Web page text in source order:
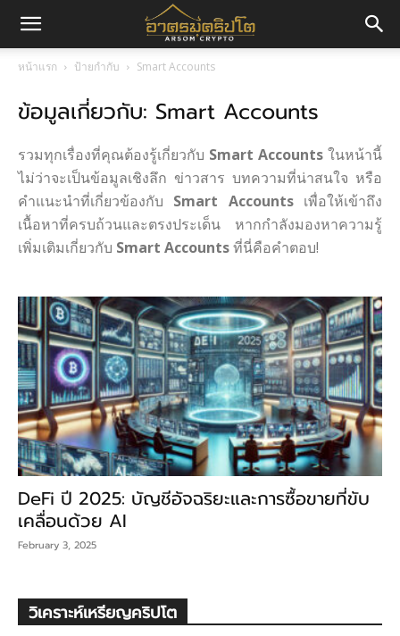
มค
ปโต
หน้าแรก ป้ายกำกับ Smart Accounts
ข้อมูลเกี่ยวกับ: Smart Accounts
รวมทุกเรื่องที่คุณต้องรู้เกี่ยวกับ Smart Accounts ในหน้านี้
ไม่ว่าจะเป็นข้อมูลเชิงลึก ข่าวสาร บทความที่น่าสนใจ หรือ
คำแนะนำที่เกี่ยวข้องกับ Smart Accountsเพื่อให้เข้าถึง
เนื้อหาที่ครบถ้วนและตรงประเด็น หากกำลังมองหาความรู้
เพิ่มเติมเกี่ยวกับ Smart Accountsที่นี่คือคำตอบ!
DeFi ปี 2025: บัญชีอัจฉริยะและการซื้อขายที่ขับ
เคลื่อนด้วย AI
February 3, 2025
วิเคราะห์เหรียญคริปโต